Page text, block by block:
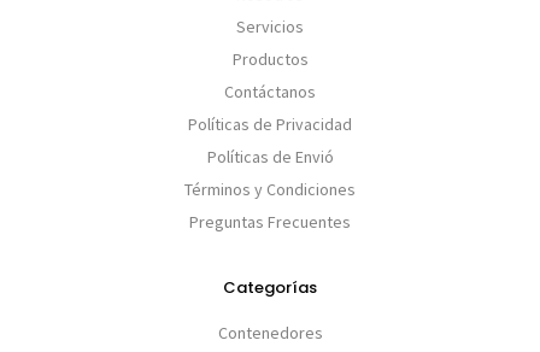
Servicios
Productos
Contáctanos
Políticas de Privacidad
Políticas de Envió
Términos y Condiciones
Preguntas Frecuentes
Categorías
Contenedores